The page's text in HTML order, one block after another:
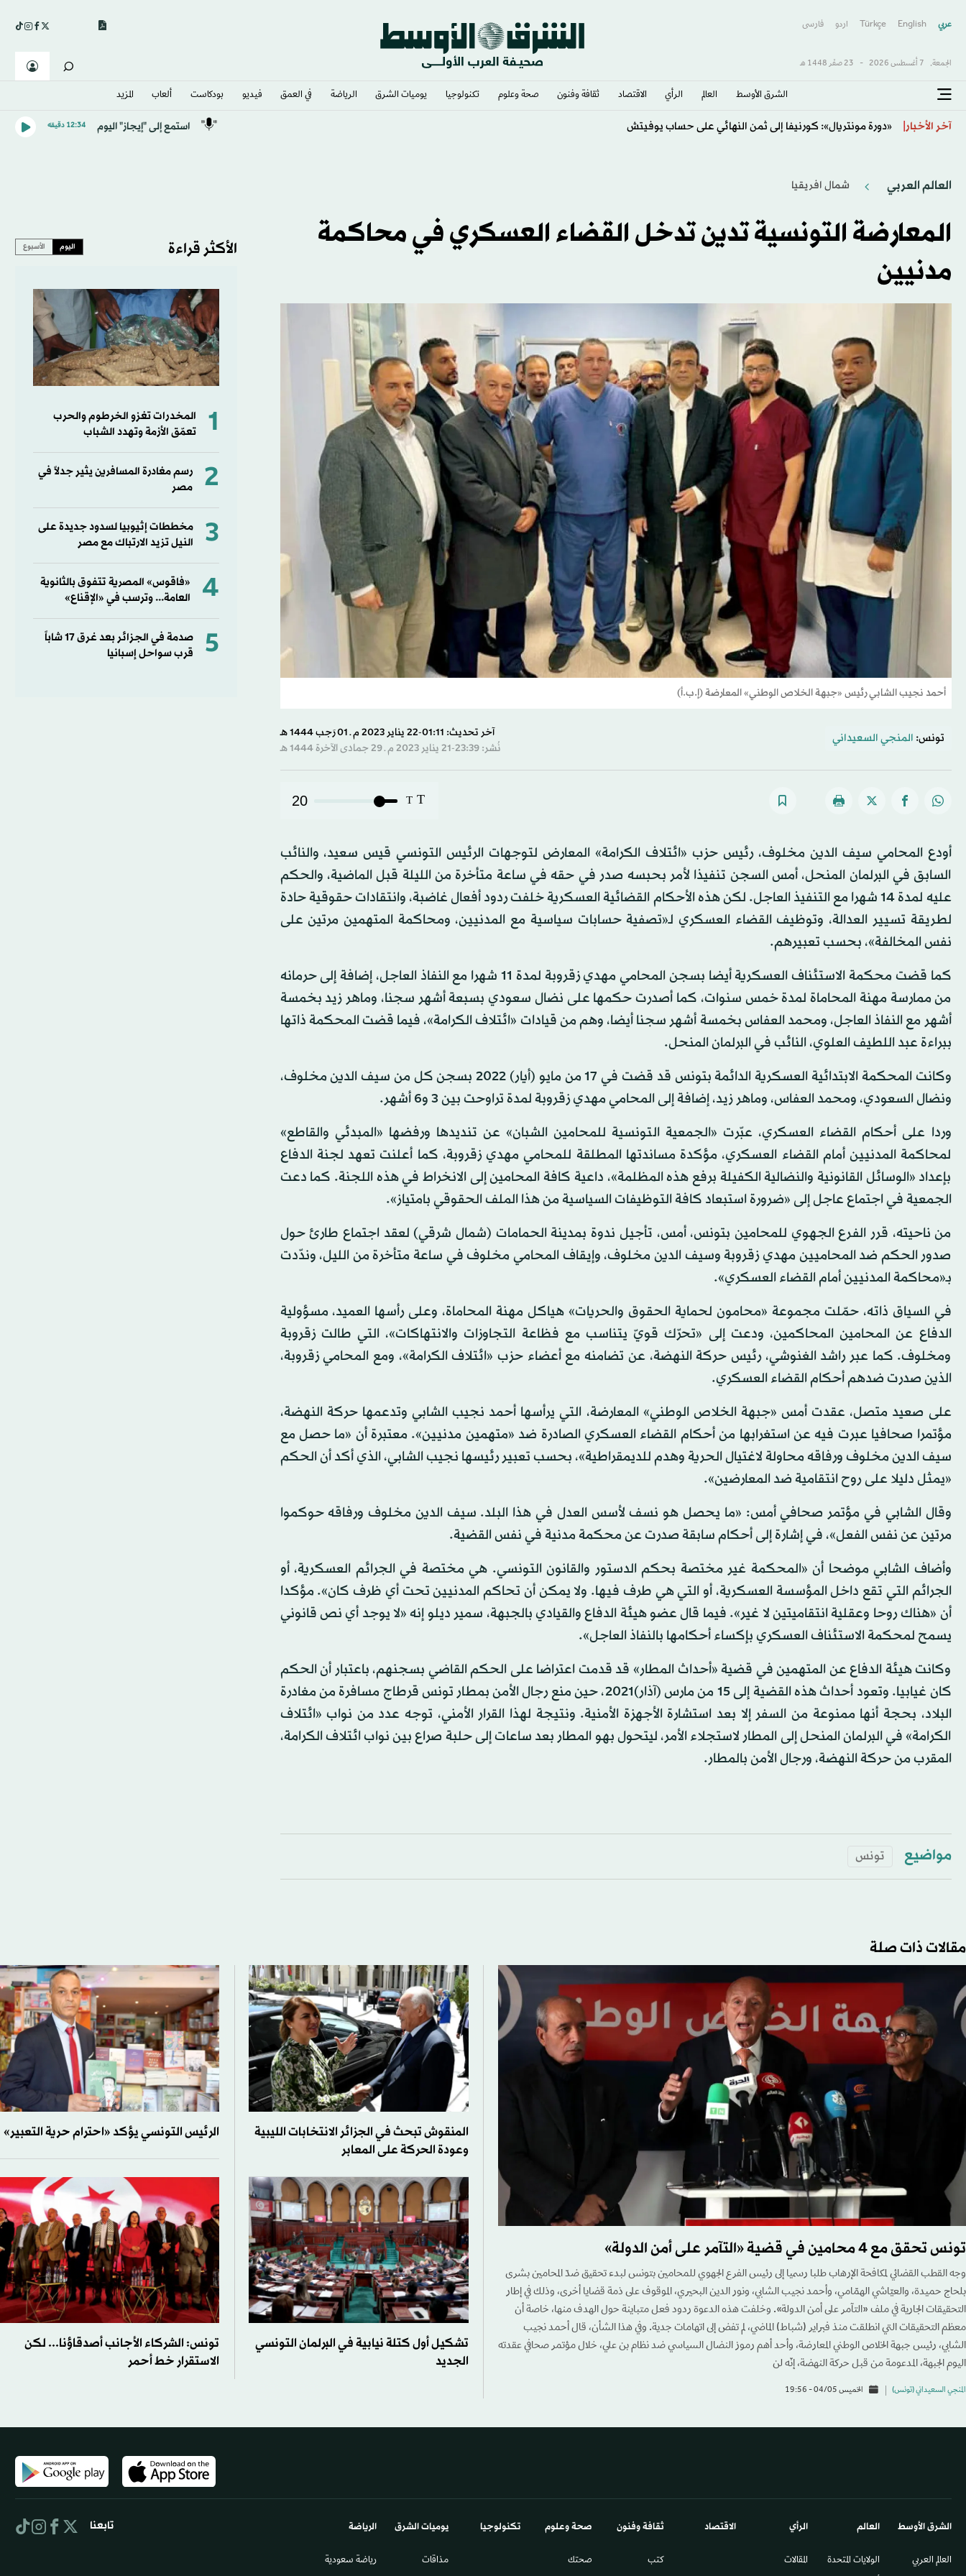
عربي English
Türkçe اردو فارسى
الجمعة, 7 أغسطس 2026 - 23 صفَر 1448 هـ
الشرق الأوسط​ العالم الرأي الاقتصاد ثقافة وفنون صحة وعلوم تكنولوجيا يوميات الشرق​ الرياضة في العمق فيديو بودكاست ألعاب المزيد
آخر الأخبار بوروسيا دورتموند يسعى لخطف الموهبة الإيطالية سكيالوني استمع إلى "إيجاز" اليوم 12:34 دقيقه
العالم العربي شمال افريقيا
المعارضة التونسية تدين تدخل القضاء العسكري في محاكمة
مدنيين
أحمد نجيب الشابي رئيس «جبهة الخلاص الوطني» المعارضة (إ.ب.أ)
تونس: المنجي السعيداني
آخر تحديث: 01:11-22 يناير 2023 م ـ 01 رَجب 1444 هـ
نُشر: 23:39-21 يناير 2023 م ـ 29 جمادى الآخرة 1444 هـ
T
T
20
أودع المحامي سيف الدين مخلوف، رئيس حزب «ائتلاف الكرامة» المعارض لتوجهات الرئيس التونسي قيس سعيد، والنائب
السابق في البرلمان المنحل، أمس السجن تنفيذا لأمر بحبسه صدر في حقه في ساعة متأخرة من الليلة قبل الماضية، والحكم
عليه لمدة 14 شهرا مع التنفيذ العاجل. لكن هذه الأحكام القضائية العسكرية خلفت ردود أفعال غاضبة، وانتقادات حقوقية حادة
لطريقة تسيير العدالة، وتوظيف القضاء العسكري لـ«تصفية حسابات سياسية مع المدنيين، ومحاكمة المتهمين مرتين على
نفس المخالفة»، بحسب تعبيرهم.
كما قضت محكمة الاستئناف العسكرية أيضا بسجن المحامي مهدي زقروبة لمدة 11 شهرا مع النفاذ العاجل، إضافة إلى حرمانه
من ممارسة مهنة المحاماة لمدة خمس سنوات، كما أصدرت حكمها على نضال سعودي بسبعة أشهر سجنا، وماهر زيد بخمسة
أشهر مع النفاذ العاجل، ومحمد العفاس بخمسة أشهر سجنا أيضا، وهم من قيادات «ائتلاف الكرامة»، فيما قضت المحكمة ذاتها
ببراءة عبد اللطيف العلوي، النائب في البرلمان المنحل.
وكانت المحكمة الابتدائية العسكرية الدائمة بتونس قد قضت في 17 من مايو (أيار) 2022 بسجن كل من سيف الدين مخلوف،
ونضال السعودي، ومحمد العفاس، وماهر زيد، إضافة إلى المحامي مهدي زقروبة لمدة تراوحت بين 3 و6 أشهر.
وردا على أحكام القضاء العسكري، عبّرت «الجمعية التونسية للمحامين الشبان» عن تنديدها ورفضها «المبدئي والقاطع»
لمحاكمة المدنيين أمام القضاء العسكري، مؤكدة مساندتها المطلقة للمحامي مهدي زقروبة، كما أعلنت تعهد لجنة الدفاع
بإعداد «الوسائل القانونية والنضالية الكفيلة برفع هذه المظلمة»، داعية كافة المحامين إلى الانخراط في هذه اللجنة. كما دعت
الجمعية في اجتماع عاجل إلى «ضرورة استبعاد كافة التوظيفات السياسية من هذا الملف الحقوقي بامتياز».
من ناحيته، قرر الفرع الجهوي للمحامين بتونس، أمس، تأجيل ندوة بمدينة الحمامات (شمال شرقي) لعقد اجتماع طارئ حول
صدور الحكم ضد المحاميين مهدي زقروبة وسيف الدين مخلوف، وإيقاف المحامي مخلوف في ساعة متأخرة من الليل، وندّدت
بـ«محاكمة المدنيين أمام القضاء العسكري».
في السياق ذاته، حمّلت مجموعة «محامون لحماية الحقوق والحريات» هياكل مهنة المحاماة، وعلى رأسها العميد، مسؤولية
الدفاع عن المحامين المحاكمين، ودعت إلى «تحرّك قويّ يتناسب مع فظاعة التجاوزات والانتهاكات»، التي طالت زقروبة
ومخلوف. كما عبر راشد الغنوشي، رئيس حركة النهضة، عن تضامنه مع أعضاء حزب «ائتلاف الكرامة»، ومع المحامي زقروبة،
الذين صدرت ضدهم أحكام القضاء العسكري.
على صعيد متصل، عقدت أمس «جبهة الخلاص الوطني» المعارضة، التي يرأسها أحمد نجيب الشابي وتدعمها حركة النهضة،
مؤتمرا صحافيا عبرت فيه عن استغرابها من أحكام القضاء العسكري الصادرة ضد «متهمين مدنيين». معتبرة أن «ما حصل مع
سيف الدين مخلوف ورفاقه محاولة لاغتيال الحرية وهدم للديمقراطية»، بحسب تعبير رئيسها نجيب الشابي، الذي أكد أن الحكم
«يمثل دليلا على روح انتقامية ضد المعارضين».
وقال الشابي في مؤتمر صحافي أمس: «ما يحصل هو نسف لأسس العدل في هذا البلد. سيف الدين مخلوف ورفاقه حوكموا
مرتين عن نفس الفعل»، في إشارة إلى أحكام سابقة صدرت عن محكمة مدنية في نفس القضية.
وأضاف الشابي موضحا أن «المحكمة غير مختصة بحكم الدستور والقانون التونسي. هي مختصة في الجرائم العسكرية، أو
الجرائم التي تقع داخل المؤسسة العسكرية، أو التي هي طرف فيها. ولا يمكن أن تحاكم المدنيين تحت أي ظرف كان». مؤكدا
أن «هناك روحا وعقلية انتقاميتين لا غير». فيما قال عضو هيئة الدفاع والقيادي بالجبهة، سمير ديلو إنه «لا يوجد أي نص قانوني
يسمح لمحكمة الاستئناف العسكري بإكساء أحكامها بالنفاذ العاجل».
وكانت هيئة الدفاع عن المتهمين في قضية «أحداث المطار» قد قدمت اعتراضا على الحكم القاضي بسجنهم، باعتبار أن الحكم
كان غيابيا. وتعود أحداث هذه القضية إلى 15 من مارس (آذار)2021، حين منع رجال الأمن بمطار تونس قرطاج مسافرة من مغادرة
البلاد، بحجة أنها ممنوعة من السفر إلا بعد استشارة الأجهزة الأمنية. ونتيجة لهذا القرار الأمني، توجه عدد من نواب «ائتلاف
الكرامة» في البرلمان المنحل إلى المطار لاستجلاء الأمر، ليتحول بهو المطار بعد ساعات إلى حلبة صراع بين نواب ائتلاف الكرامة،
المقرب من حركة النهضة، ورجال الأمن بالمطار.
مواضيع تونس
الأكثر قراءة اليوم الأسبوع
1
المخدرات تغزو الخرطوم والحرب
تعمّق الأزمة وتهدد الشباب
2
رسم مغادرة المسافرين يثير جدلاً في
مصر
3
مخططات إثيوبيا لسدود جديدة على
النيل تزيد الارتباك مع مصر
4
«فاقوس» المصرية تتفوق بالثانوية
العامة... وترسب في «الإقناع»
5
صدمة في الجزائر بعد غرق 17 شاباً
قرب سواحل إسبانيا
مقالات ذات صلة
تونس تحقق مع 4 محامين في قضية «التآمر على أمن الدولة»
وجه القطب القضائي لمكافحة الإرهاب طلبا رسميا إلى رئيس الفرع الجهوي للمحامين بتونس لبدء تحقيق ضدّ المحامين بشرى
بلحاج حميدة، والعيّاشي الهمّامي، وأحمد نجيب الشابي، ونور الدين البحيري، الموقوف على ذمة قضايا أخرى، وذلك في إطار
التحقيقات الجارية في ملف «التآمر على أمن الدولة». وخلفت هذه الدعوة ردود فعل متباينة حول الهدف منها، خاصة أن
معظم التحقيقات التي انطلقت منذ فبراير (شباط) الماضي، لم تفض إلى اتهامات جدية. وفي هذا الشأن، قال أحمد نجيب
الشابي، رئيس جبهة الخلاص الوطني المعارضة، وأحد أهم رموز النضال السياسي ضد نظام بن علي، خلال مؤتمر صحافي عقدته
اليوم الجبهة، المدعومة من قبل حركة النهضة، إنّه لن
المنجي السعيداني (تونس) الخميس 04/05 - 19:56
المنقوش تبحث في الجزائر الانتخابات الليبية
وعودة الحركة على المعابر
الرئيس التونسي يؤكد «احترام حرية التعبير»
تشكيل أول كتلة نيابية في البرلمان التونسي
الجديد
تونس: الشركاء الأجانب أصدقاؤنا... لكن
الاستقرار خط أحمر
الشرق الأوسط​
العالم العربي
العالم
الولايات المتحدة
الرأي
المقالات
الاقتصاد ثقافة وفنون
كتب
صحة وعلوم
صحتك
تكنولوجيا يوميات الشرق​
مذاقات
الرياضة
رياضة سعودية
تابعنا